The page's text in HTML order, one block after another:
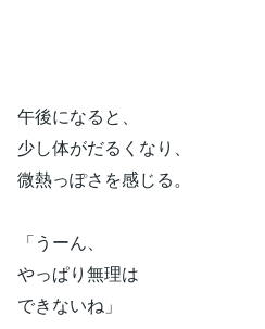
午後になると、
少し体がだるくなり、
微熱っぽさを感じる。
「うーん、
やっぱり無理は
できないね」